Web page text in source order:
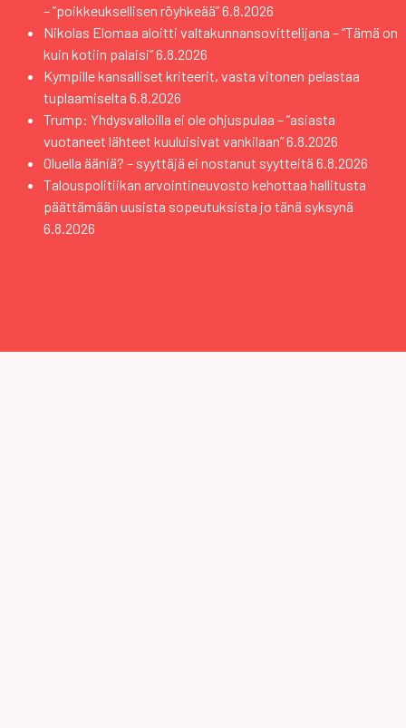
– ”poikkeuksellisen röyhkeää”6.8.2026
Nikolas Elomaa aloitti valtakunnansovittelijana – ”Tämä on
kuin kotiin palaisi”6.8.2026
Kympille kansalliset kriteerit, vasta vitonen pelastaa
tuplaamiselta 6.8.2026
Trump: Yhdysvalloilla ei ole ohjuspulaa – ”asiasta
vuotaneet lähteet kuuluisivat vankilaan”6.8.2026
Oluella ääniä? – syyttäjä ei nostanut syytteitä 6.8.2026
Talouspolitiikan arvointineuvosto kehottaa hallitusta
päättämään uusista sopeutuksista jo tänä syksynä
6.8.2026